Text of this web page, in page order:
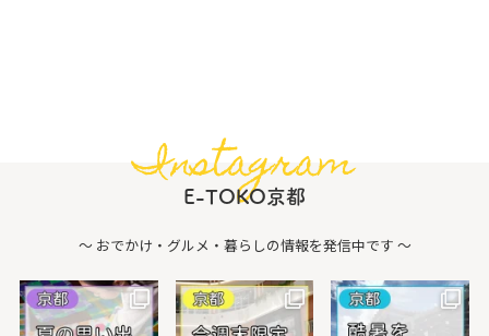
Instagram
E-TOKO京都
〜 おでかけ・グルメ・暮らしの情報を発信中です 〜